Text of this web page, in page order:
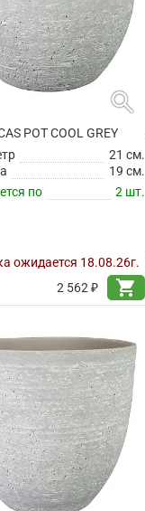
search
POT COOL GREY
21 см.
19 см.
по
2 шт.
ожидается 18.08.26г.
2 562 ₽
shopping_cart